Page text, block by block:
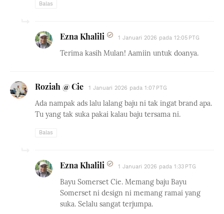
Balas
Ezna Khalili 1 Januari 2026 pada 12:05 PTG
Terima kasih Mulan! Aamiin untuk doanya.
Roziah @ Cie 1 Januari 2026 pada 1:07 PTG
Ada nampak ads lalu lalang baju ni tak ingat brand apa.
Tu yang tak suka pakai kalau baju tersama ni.
Balas
Ezna Khalili 1 Januari 2026 pada 1:33 PTG
Bayu Somerset Cie. Memang baju Bayu
Somerset ni design ni memang ramai yang
suka. Selalu sangat terjumpa.